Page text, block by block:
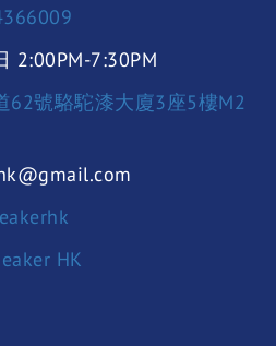
2:00PM-7:30PM
62號駱駝漆大廈3座5樓M2
HK